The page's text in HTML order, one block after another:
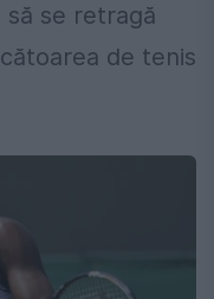
să se retragă
de tenis